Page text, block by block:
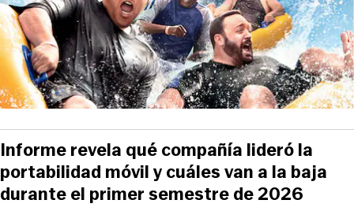
Informe revela qué compañía lideró la
portabilidad móvil y cuáles van a la baja
durante el primer semestre de 2026